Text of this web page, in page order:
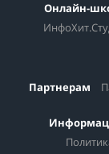
Онлайн-
Партнерам